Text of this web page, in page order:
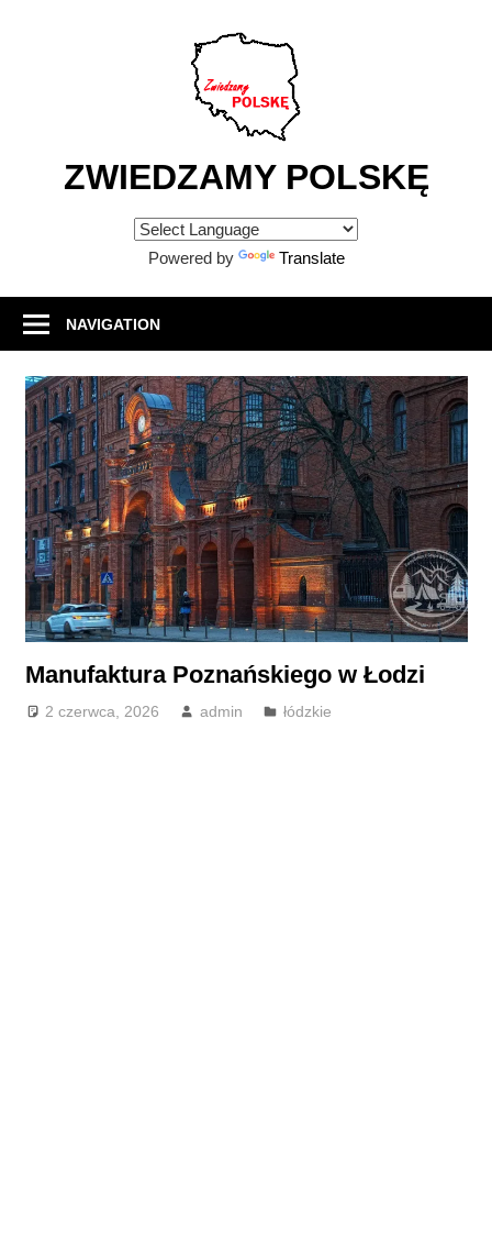
ZWIEDZAMY POLSKĘ
Powered by Translate
NAVIGATION
Manufaktura Poznańskiego w Łodzi
2 czerwca, 2026 admin łódzkie